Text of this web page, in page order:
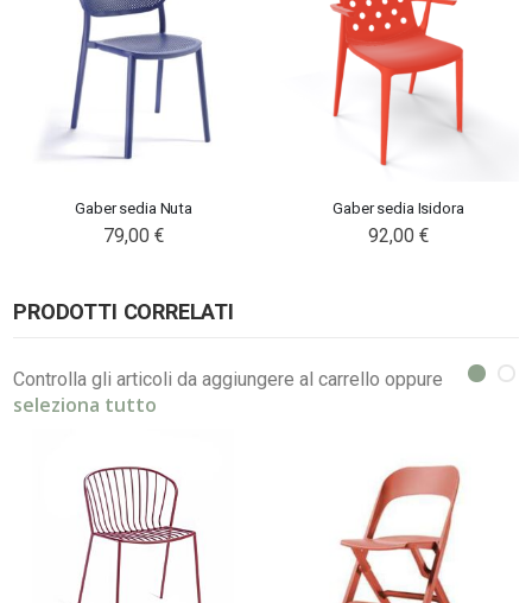
Gaber sedia Nuta
79,00 €
Gaber sedia Isidora
92,00 €
PRODOTTI CORRELATI
Controlla gli articoli da aggiungere al carrello oppure
seleziona tutto